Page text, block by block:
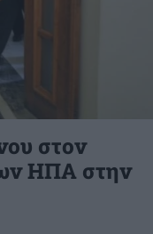
στον
ΗΠΑ στην